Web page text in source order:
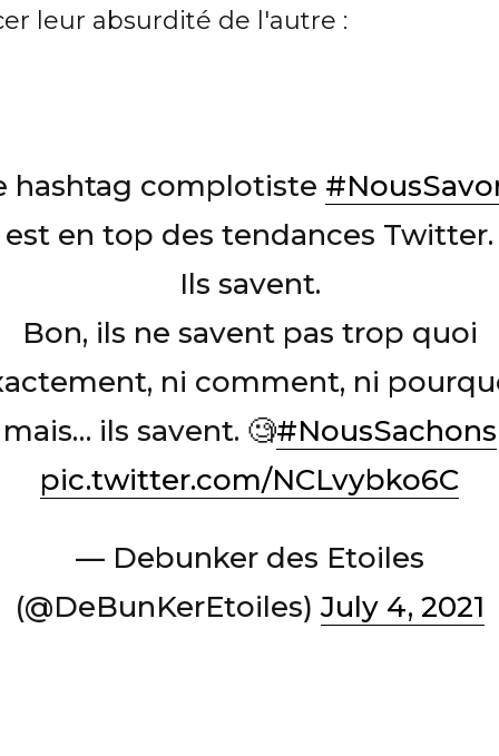
leur absurdité de l'autre :
hashtag complotiste
est en top des tendances Twitter.
Ils savent.
Bon, ils ne savent pas trop quoi
ni comment, ni
mais… ils savent. 🧐#NousSachons
pic.twitter.com/NCLvybko6C
— Debunker des Etoiles
(@DeBunKerEtoiles)July 4, 2021